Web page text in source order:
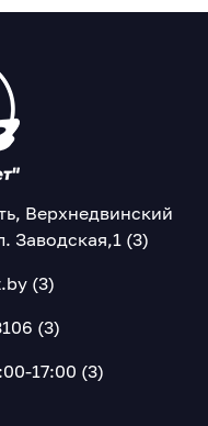
Верхнедвинский
Заводская,1 (3)
(3)
(3)
17:00 (3)